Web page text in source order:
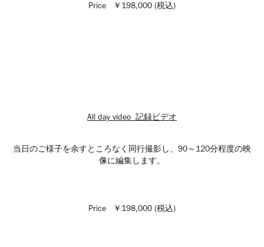
Price ￥198,000 (税込)
All day video 記録ビデオ
当日のご様子を余すところなく同行撮影し、90～120分程度の映
像に編集します。
Price ￥198,000 (税込)